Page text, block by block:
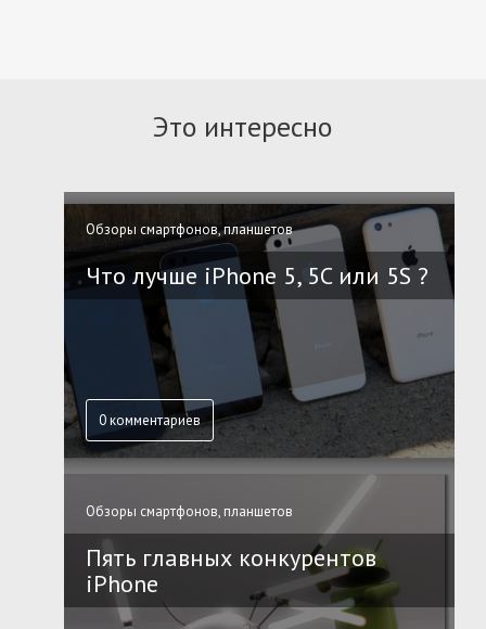
Это интересно
Обзоры смартфонов, планшетов
Что лучше iPhone 5, 5C или 5S ?
0 комментариев
Обзоры смартфонов, планшетов
Пять главных конкурентов
iPhone